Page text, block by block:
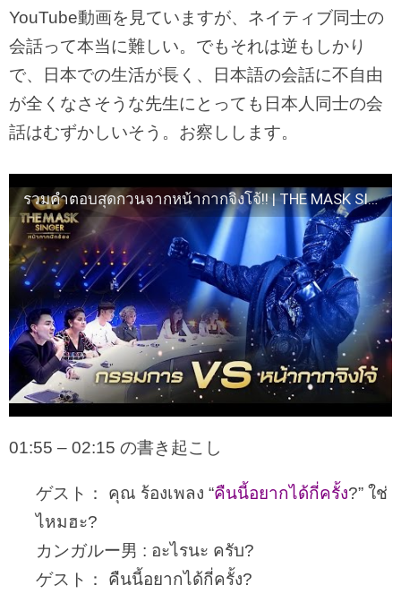
YouTube動画を見ていますが、ネイティブ同士の
会話って本当に難しい。でもそれは逆もしかり
で、日本での生活が長く、日本語の会話に不自由
が全くなさそうな先生にとっても日本人同士の会
話はむずかしいそう。お察しします。
รวมคำตอบสุดกวนจากหน้ากากจิงโจ้!! | THE MASK SINGER หน้ากากนักร้อง
01:55 – 02:15 の書き起こし
ゲスト： คุณ ร้องเพลง “คืนนี้อยากได้กี่ครั้ง?” ใช่
ไหมฮะ?
カンガルー男 : อะไรนะ ครับ?
ゲスト： คืนนี้อยากได้กี่ครั้ง?